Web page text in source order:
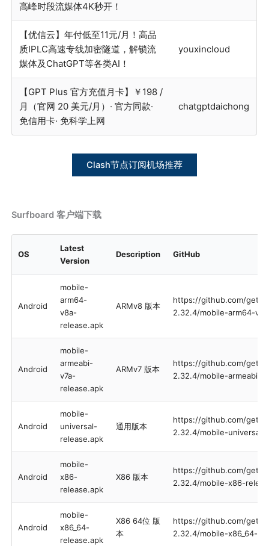
高峰时段流媒体4K秒开！
【优信云】年付低至11元/月！高品
质IPLC高速专线加密隧道，解锁流
媒体及ChatGPT等各类AI！
youxincloud
【GPT Plus 官方充值月卡】￥198 /
月（官网 20 美元/月）· 官方同款·
免信用卡· 免科学上网
chatgptdaichong
Clash节点订阅机场推荐
Surfboard 客户端下载
OS
Latest
Version
Description GitHub
Android
mobile-
arm64-
v8a-
release.apk
ARMv8 版本
https://github.com/
2.32.4/mobile-arm64-
Android
mobile-
armeabi-
v7a-
release.apk
ARMv7 版本
https://github.com/
2.32.4/mobile-armeabi-
Android
mobile-
universal-
release.apk
通用版本
https://github.com/
2.32.4/mobile-universal-
Android
mobile-
x86-
release.apk
X86 版本
https://github.com/
2.32.4/mobile-x86-
Android
mobile-
x86_64-
release.apk
X86 64位 版
本
https://github.com/
2.32.4/mobile-x86_64-